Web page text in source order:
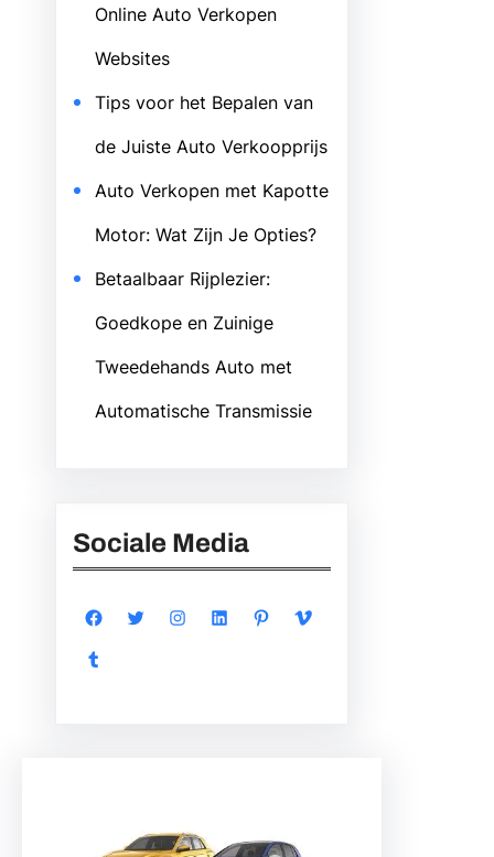
Online Auto Verkopen
Websites
Tips voor het Bepalen van
de Juiste Auto Verkoopprijs
Auto Verkopen met Kapotte
Motor: Wat Zijn Je Opties?
Betaalbaar Rijplezier:
Goedkope en Zuinige
Tweedehands Auto met
Automatische Transmissie
Sociale Media
Facebook Twitter Instagram LinkedIn Pinterest
Vimeo
Tumblr